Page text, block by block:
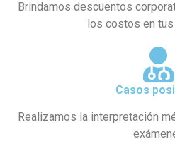
Brindamos descuentos
los costos en tus
Casos
Realizamos la interpretación